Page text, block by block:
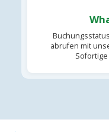
abrufen mit